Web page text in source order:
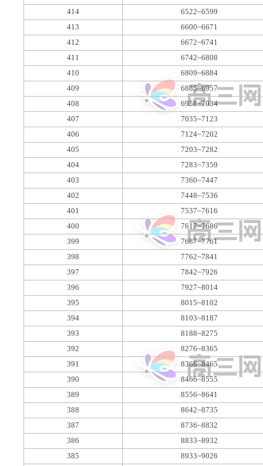
414
6522~6599
413
6600~6671
412
6672~6741
411
6742~6808
410
6809~6884
409
6885~6957
408
6958~7034
407
7035~7123
406
7124~7202
405
7203~7282
404
7283~7359
403
7360~7447
402
7448~7536
401
7537~7616
400
7617~7686
399
7687~7761
398
7762~7841
397
7842~7926
396
7927~8014
395
8015~8102
394
8103~8187
393
8188~8275
392
8276~8365
391
8366~8465
390
8466~8555
389
8556~8641
388
8642~8735
387
8736~8832
386
8833~8932
385
8933~9026